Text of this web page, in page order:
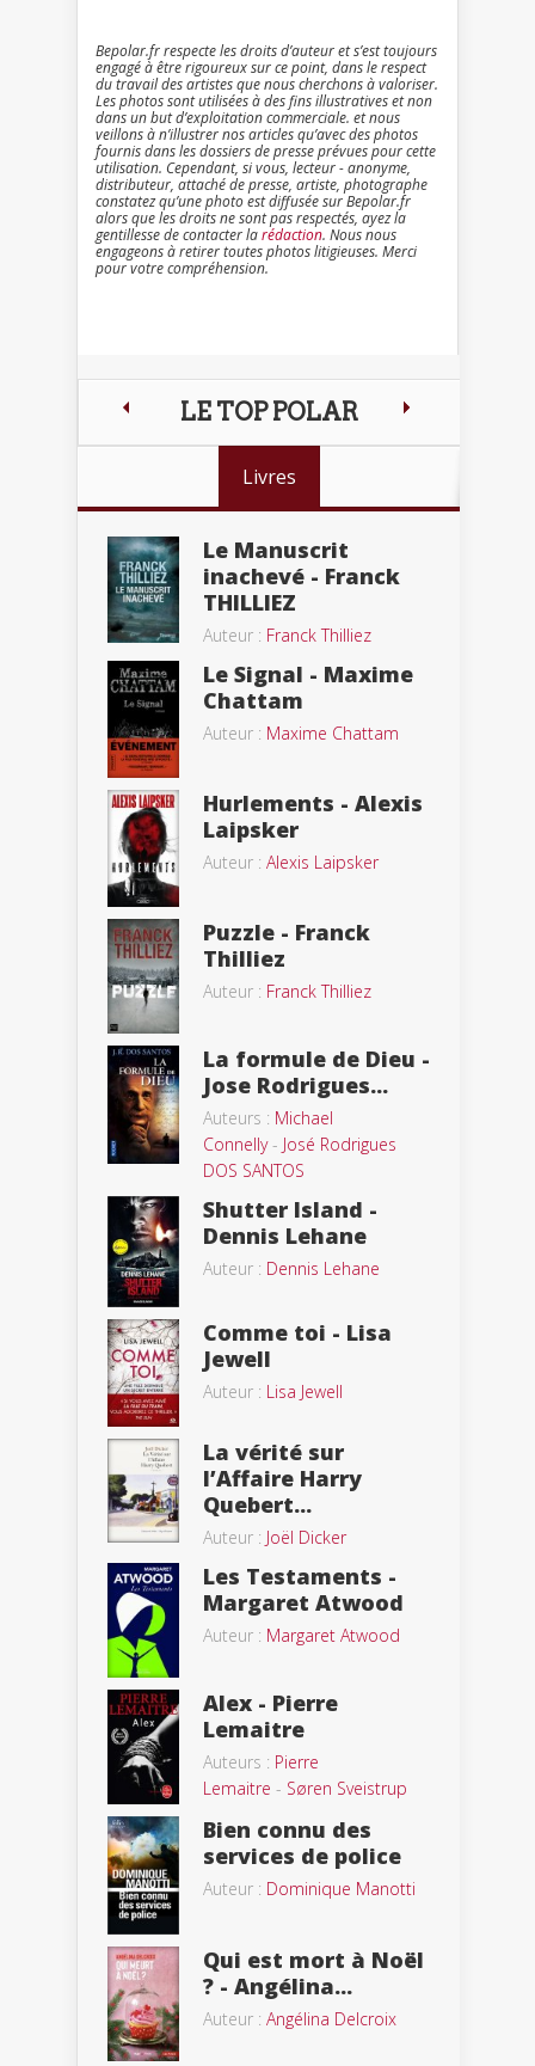
Bepolar.fr respecte les droits d’auteur et s’est toujours
engagé à être rigoureux sur ce point, dans le respect
du travail des artistes que nous cherchons à valoriser.
Les photos sont utilisées à des fins illustratives et non
dans un but d’exploitation commerciale. et nous
veillons à n’illustrer nos articles qu’avec des photos
fournis dans les dossiers de presse prévues pour cette
utilisation. Cependant, si vous, lecteur - anonyme,
distributeur, attaché de presse, artiste, photographe
constatez qu’une photo est diffusée sur Bepolar.fr
alors que les droits ne sont pas respectés, ayez la
gentillesse de contacter larédaction. Nous nous
engageons à retirer toutes photos litigieuses. Merci
pour votre compréhension.
LE TOP POLAR
Livres
Le Manuscrit
inachevé - Franck
THILLIEZ
Auteur : Franck Thilliez
Le Signal - Maxime
Chattam
Auteur : Maxime Chattam
Hurlements - Alexis
Laipsker
Auteur : Alexis Laipsker
Puzzle - Franck
Thilliez
Auteur : Franck Thilliez
La formule de Dieu -
Jose Rodrigues...
Auteurs : Michael
Connelly- José Rodrigues
DOS SANTOS
Shutter Island -
Dennis Lehane
Auteur : Dennis Lehane
Comme toi - Lisa
Jewell
Auteur : Lisa Jewell
La vérité sur
l’Affaire Harry
Quebert...
Auteur : Joël Dicker
Les Testaments -
Margaret Atwood
Auteur : Margaret Atwood
Alex - Pierre
Lemaitre
Auteurs : Pierre
Lemaitre - Søren Sveistrup
Bien connu des
services de police
Auteur : Dominique Manotti
Qui est mort à Noël
? - Angélina...
Auteur : Angélina Delcroix